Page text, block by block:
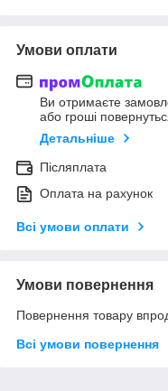
Умови оплати
Ви отримаєте
або гроші
Детальніше
Післяплата
Оплата на рахунок
Всі умови оплати
Умови повернення
Повернення товару
Всі умови повернення